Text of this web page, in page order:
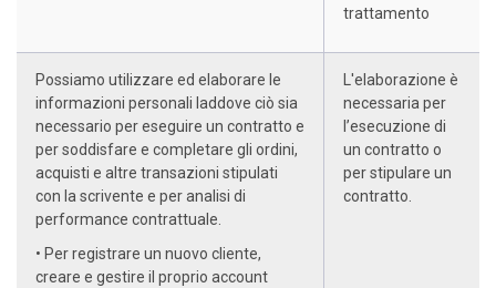
trattamento
Possiamo utilizzare ed elaborare le
informazioni personali laddove ciò sia
necessario per eseguire un contratto e
per soddisfare e completare gli ordini,
acquisti e altre transazioni stipulati
con la scrivente e per analisi di
performance contrattuale.
• Per registrare un nuovo cliente,
creare e gestire il proprio account
L'elaborazione è
necessaria per
l’esecuzione di
un contratto o
per stipulare un
contratto.